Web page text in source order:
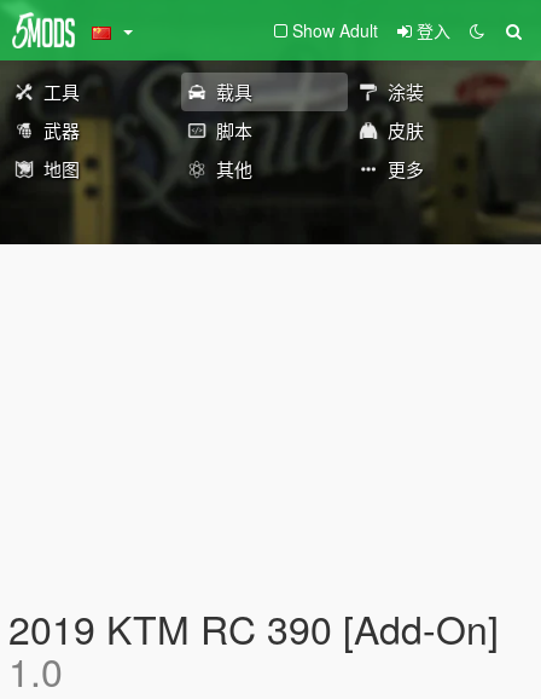
Show Adult 登入
工具 载具
涂装
武器
脚本
皮肤
地图
其他 更多
2019 KTM RC 390 [Add-On]
1.0